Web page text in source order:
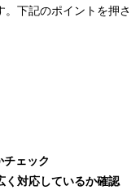
下記のポイントを押さ
ェック
く対応しているか確認